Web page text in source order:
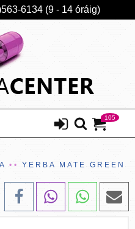
6134 (9 - 14 óráig)
105
YERBA MATE GREEN